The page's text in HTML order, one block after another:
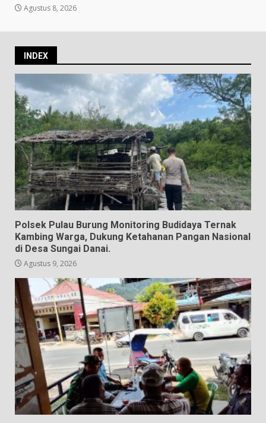
Agustus 8, 2026
INDEX
Polsek Pulau Burung Monitoring Budidaya Ternak
Kambing Warga, Dukung Ketahanan Pangan Nasional
di Desa Sungai Danai.
Agustus 9, 2026